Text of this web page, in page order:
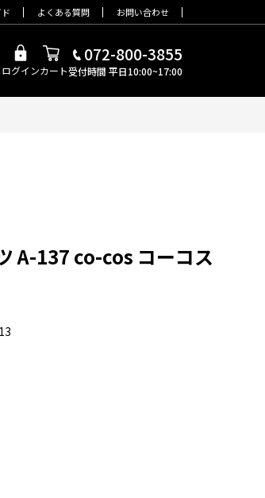
よくある質問 お問い合わせ
ログインカート
072-800-3855
受付時間 平日10:00~17:00
A-137 co-cos コーコス